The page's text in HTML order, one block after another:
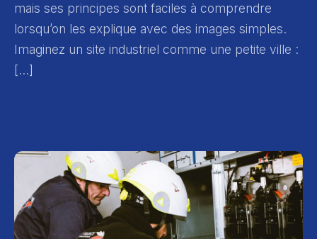
mais ses principes sont faciles à comprendre
lorsqu’on les explique avec des images simples.
Imaginez un site industriel comme une petite ville :
[…]